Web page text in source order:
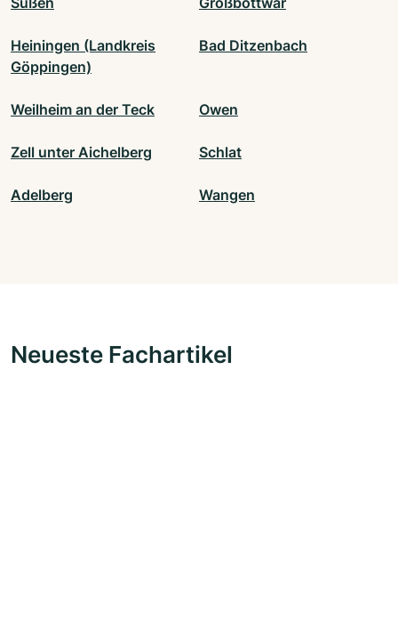
Heiningen (Landkreis
Göppingen)
Bad Ditzenbach
Weilheim an der Teck Owen
Zell unter Aichelberg Schlat
Adelberg Wangen
Neueste Fachartikel